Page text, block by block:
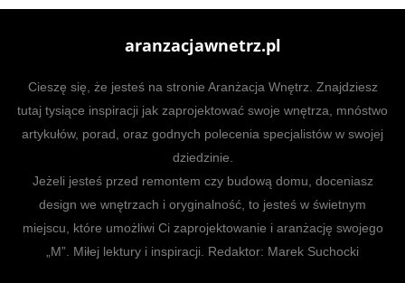
aranzacjawnetrz.pl
Cieszę się, że jesteś na stronie Aranżacja Wnętrz. Znajdziesz
tutaj tysiące inspiracji jak zaprojektować swoje wnętrza, mnóstwo
artykułów, porad, oraz godnych polecenia specjalistów w swojej
dziedzinie.
Jeżeli jesteś przed remontem czy budową domu, doceniasz
design we wnętrzach i oryginalność, to jesteś w świetnym
miejscu, które umożliwi Ci zaprojektowanie i aranżację swojego
„M”. Miłej lektury i inspiracji. Redaktor: Marek Suchocki